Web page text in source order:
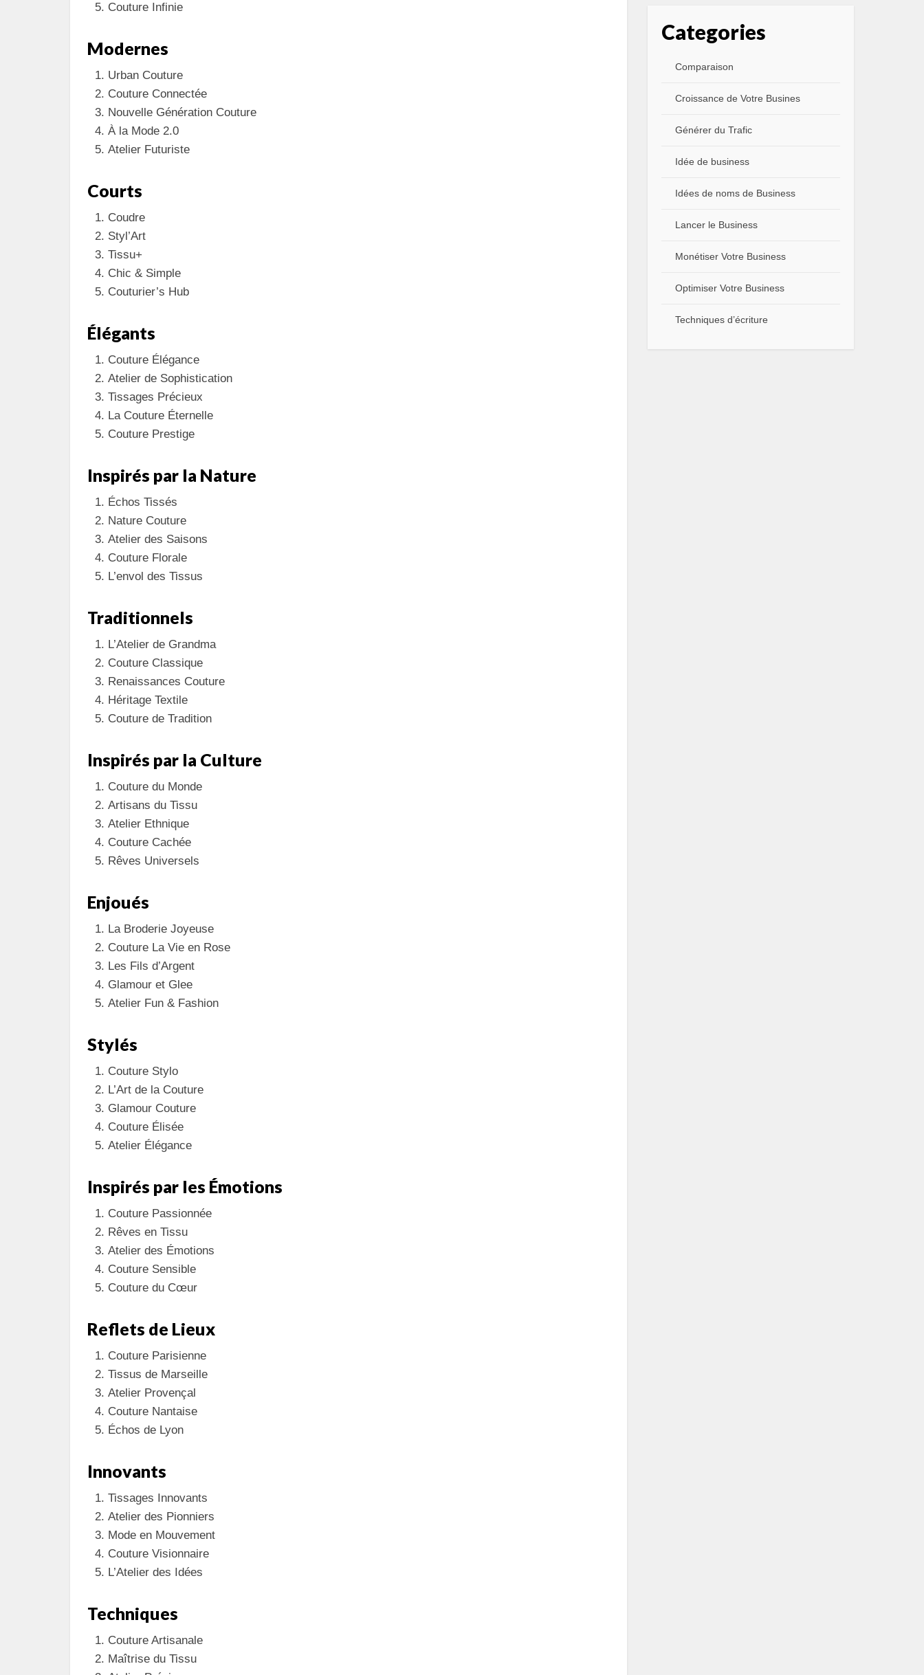
Couture Infinie
Modernes
Urban Couture
Couture Connectée
Nouvelle Génération Couture
À la Mode 2.0
Atelier Futuriste
Courts
Coudre
Styl’Art
Tissu+
Chic & Simple
Couturier’s Hub
Élégants
Couture Élégance
Atelier de Sophistication
Tissages Précieux
La Couture Éternelle
Couture Prestige
Inspirés par la Nature
Échos Tissés
Nature Couture
Atelier des Saisons
Couture Florale
L’envol des Tissus
Traditionnels
L’Atelier de Grandma
Couture Classique
Renaissances Couture
Héritage Textile
Couture de Tradition
Inspirés par la Culture
Couture du Monde
Artisans du Tissu
Atelier Ethnique
Couture Cachée
Rêves Universels
Enjoués
La Broderie Joyeuse
Couture La Vie en Rose
Les Fils d’Argent
Glamour et Glee
Atelier Fun & Fashion
Stylés
Couture Stylo
L’Art de la Couture
Glamour Couture
Couture Élisée
Atelier Élégance
Inspirés par les Émotions
Couture Passionnée
Rêves en Tissu
Atelier des Émotions
Couture Sensible
Couture du Cœur
Reflets de Lieux
Couture Parisienne
Tissus de Marseille
Atelier Provençal
Couture Nantaise
Échos de Lyon
Innovants
Tissages Innovants
Atelier des Pionniers
Mode en Mouvement
Couture Visionnaire
L’Atelier des Idées
Techniques
Couture Artisanale
Maîtrise du Tissu
Categories
Comparaison
Croissance de Votre Busines
Générer du Trafic
Idée de business
Idées de noms de Business
Lancer le Business
Monétiser Votre Business
Optimiser Votre Business
Techniques d’écriture